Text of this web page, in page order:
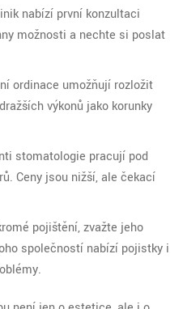
nabízí první konzultaci
možnosti a nechte si poslat
ordinace umožňují rozložit
výkonů jako korunky
stomatologie pracují pod
Ceny jsou nižší, ale čekací
pojištění, zvažte jeho
společností nabízí pojistky i